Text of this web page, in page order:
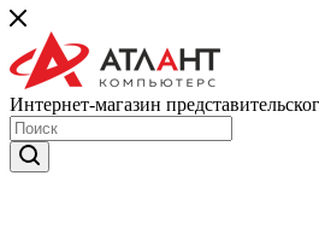
Интернет-магазин